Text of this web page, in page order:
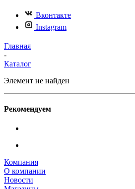
Вконтакте
Instagram
Главная
-
Каталог
Элемент не найден
Рекомендуем
Компания
О компании
Новости